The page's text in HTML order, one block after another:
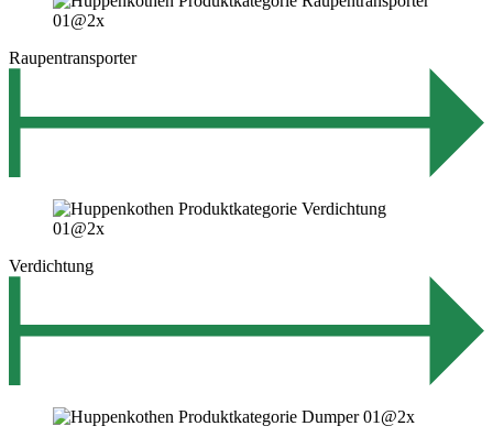
Raupentransporter
Verdichtung